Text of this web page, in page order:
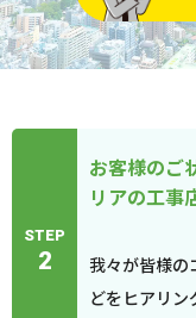
STEP
2
お客様のご
リアの工事
我々が皆様の
どをヒアリ